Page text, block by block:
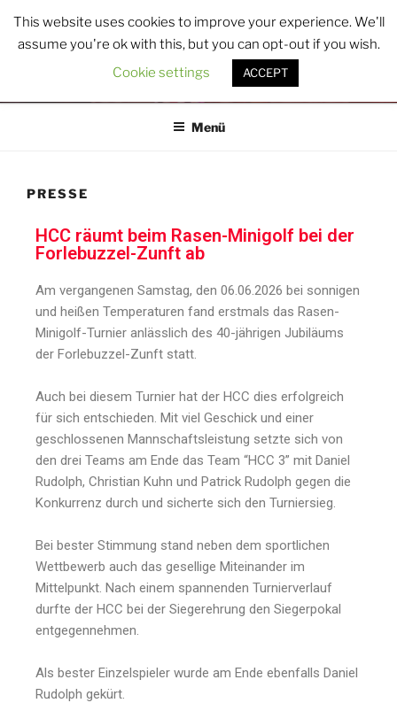
HCC
Hambrücker Carnevals Club 1979 e.V.
Menü
PRESSE
HCC räumt beim Rasen-Minigolf bei der
Forlebuzzel-Zunft ab
Am vergangenen Samstag, den 06.06.2026 bei sonnigen
und heißen Temperaturen fand erstmals das Rasen-
Minigolf-Turnier anlässlich des 40-jährigen Jubiläums
der Forlebuzzel-Zunft statt.
Auch bei diesem Turnier hat der HCC dies erfolgreich
für sich entschieden. Mit viel Geschick und einer
geschlossenen Mannschaftsleistung setzte sich von
den drei Teams am Ende das Team “HCC 3” mit Daniel
Rudolph, Christian Kuhn und Patrick Rudolph gegen die
Konkurrenz durch und sicherte sich den Turniersieg.
Bei bester Stimmung stand neben dem sportlichen
Wettbewerb auch das gesellige Miteinander im
Mittelpunkt. Nach einem spannenden Turnierverlauf
durfte der HCC bei der Siegerehrung den Siegerpokal
entgegennehmen.
Als bester Einzelspieler wurde am Ende ebenfalls Daniel
Rudolph gekürt.
This website uses cookies to improve your experience. We'll
assume you're ok with this, but you can opt-out if you wish.
Cookie settings
ACCEPT